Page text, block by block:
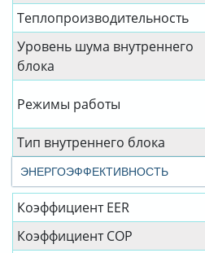
Теплопроизводительность
Уровень шума внутреннего
блока
Режимы работы
Тип внутреннего блока
ЭНЕРГОЭФФЕКТИВНОСТЬ
Коэффициент EER
Коэффициент СОР